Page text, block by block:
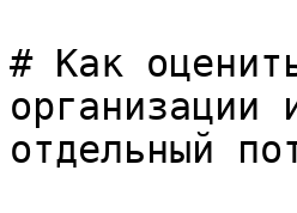
# Как
организации
отдельный